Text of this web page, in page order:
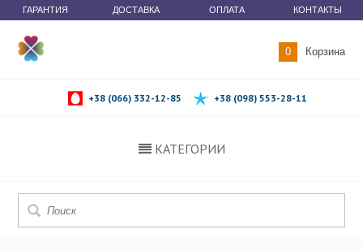
ГАРАНТИЯ ДОСТАВКА ОПЛАТА КОНТАКТЫ
0 Корзина
+38 (066) 332-12-85 +38 (098) 553-28-11
КАТЕГОРИИ